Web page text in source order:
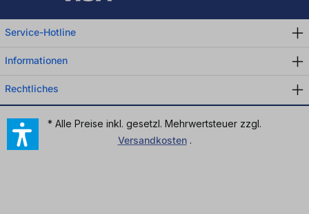
Service-Hotline
Informationen
Rechtliches
* Alle Preise inkl. gesetzl. Mehrwertsteuer zzgl.
Versandkosten.